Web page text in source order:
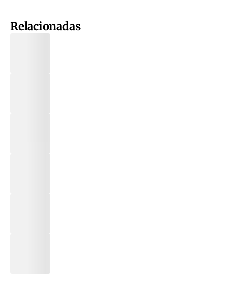
Relacionadas